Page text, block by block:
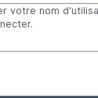
votre nom